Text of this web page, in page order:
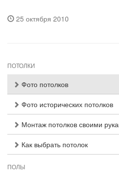
25 октября 2010
ПОТОЛКИ
Фото потолков
Фото исторических потолков
Монтаж потолков своими
Как выбрать потолок
ПОЛЫ